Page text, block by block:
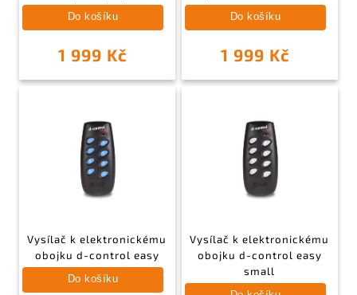
1 999 Kč
Do košíku
1 999 Kč
Do košíku
Vysílač k elektronickému
obojku d-control easy
Do košíku
Vysílač k elektronickému
obojku d-control easy
small